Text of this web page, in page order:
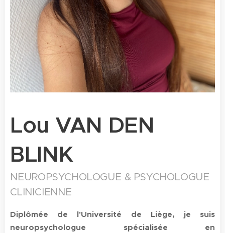
Lou VAN DEN
BLINK
NEUROPSYCHOLOGUE & PSYCHOLOGUE
CLINICIENNE
Diplômée de l'Université de Liège, je suis
neuropsychologue spécialisée en